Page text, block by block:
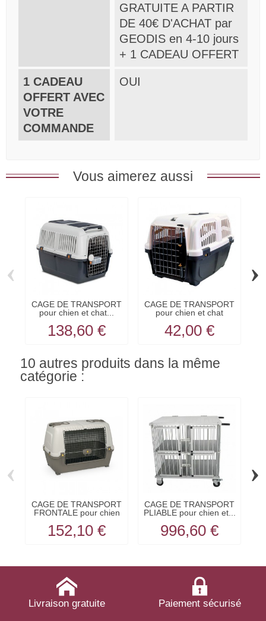
GRATUITE A PARTIR
DE 40€ D'ACHAT par
GEODIS en 4-10 jours
+ 1 CADEAU OFFERT
1 CADEAU
OFFERT AVEC
VOTRE
COMMANDE
OUI
Vous aimerez aussi
CAGE DE TRANSPORT
pour chien et chat...
138,60 €
CAGE DE TRANSPORT
pour chien et chat
42,00 €
‹ ›
10 autres produits dans la même
catégorie :
CAGE DE TRANSPORT
FRONTALE pour chien
152,10 €
CAGE DE TRANSPORT
PLIABLE pour chien et...
996,60 €
‹ ›
Livraison gratuite Paiement sécurisé